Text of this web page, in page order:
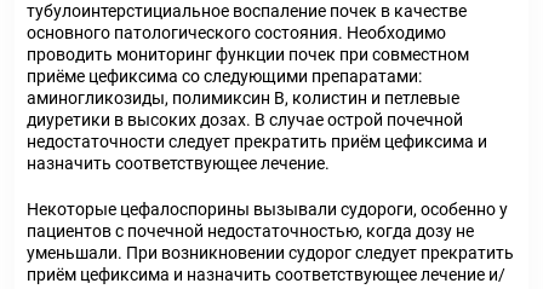
тубулоинтерстициальное воспаление почек в качестве
основного патологического состояния. Необходимо
проводить мониторинг функции почек при совместном
приёме цефиксима со следующими препаратами:
аминогликозиды, полимиксин В, колистин и петлевые
диуретики в высоких дозах. В случае острой почечной
недостаточности следует прекратить приём цефиксима и
назначить соответствующее лечение.
Некоторые цефалоспорины вызывали судороги, особенно у
пациентов с почечной недостаточностью, когда дозу не
уменьшали. При возникновении судорог следует прекратить
приём цефиксима и назначить соответствующее лечение и/